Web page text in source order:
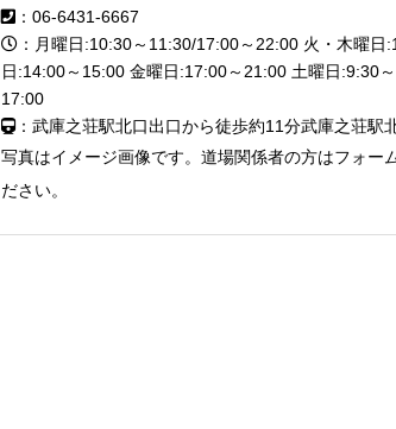
：06-6431-6667
：月曜日:10:30～11:30/17:00～22:00 火・木曜日
日:14:00～15:00 金曜日:17:00～21:00 土曜日:9:30
17:00
：武庫之荘駅北口出口から徒歩約11分武庫之荘駅
写真はイメージ画像です。道場関係者の方はフォー
ださい。